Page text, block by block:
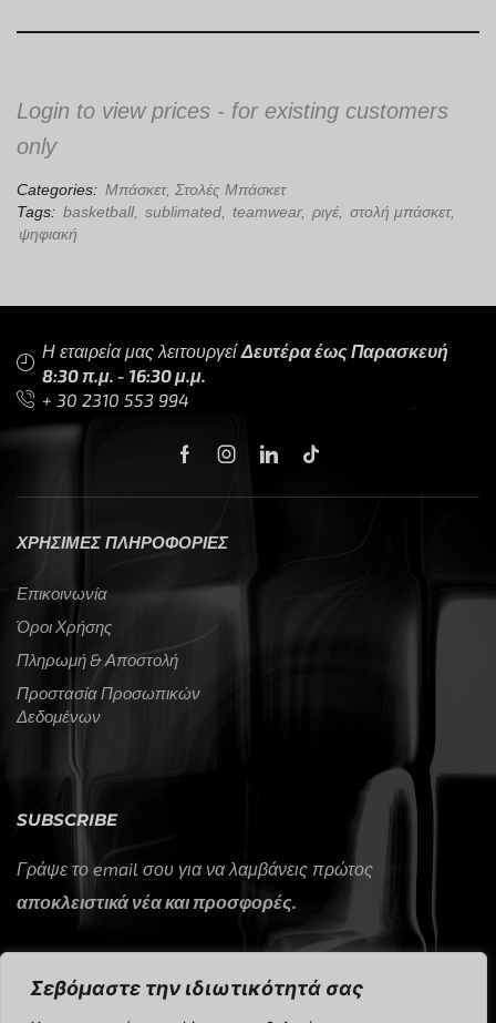
Σεβόμαστε την ιδιωτικότητά σας
Login to view prices - for existing customers
only
Categories: Μπάσκετ, Στολές Μπάσκετ
Tags: basketball, sublimated teamwear, ριγέ στολή μπάσκετ,
ψηφιακή
Η εταιρεία μας λειτουργείΔευτέρα έως Παρασκευή
8:30 π.μ. - 16:30 μ.μ.
+ 30 2310 553 994
ΧΡΗΣΙΜΕΣ ΠΛΗΡΟΦΟΡΙΕΣ
Επικοινωνία
Όροι Χρήσης
Πληρωμή & Αποστολή
Προστασία Προσωπικών
Δεδομένων
SUBSCRIBE
Γράψε το email σου για να λαμβάνεις πρώτος
αποκλειστικά νέα και προσφορές.